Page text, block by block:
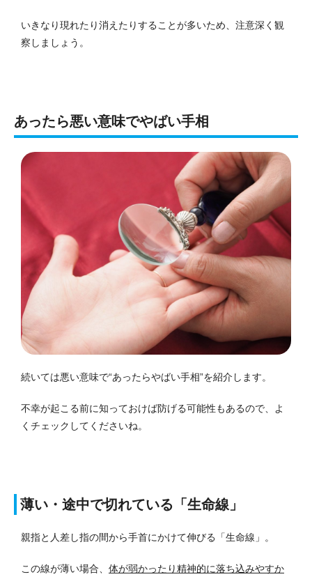
いきなり現れたり消えたりすることが多いため、注意深く観
察しましょう。
あったら悪い意味でやばい手相
続いては悪い意味で“あったらやばい手相”を紹介します。
不幸が起こる前に知っておけば防げる可能性もあるので、よ
くチェックしてくださいね。
薄い・途中で切れている「生命線」
親指と人差し指の間から手首にかけて伸びる「生命線」。
この線が薄い場合、 体が弱かったり精神的に落ち込みやすか